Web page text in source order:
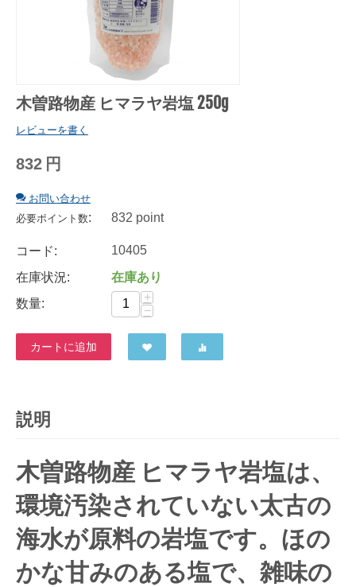
木曽路物産 ヒマラヤ岩塩 250g
レビューを書く
832 円
お問い合わせ
必要ポイント数: 832 point
コード:
10405
在庫状況:
在庫あり
数量:
+
−
カートに追加
説明
木曽路物産 ヒマラヤ岩塩は、
環境汚染されていない太古の
海水が原料の岩塩です。ほの
かな甘みのある塩で、雑味の